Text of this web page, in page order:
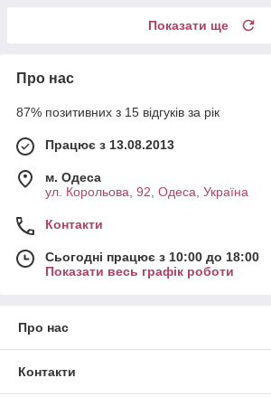
Показати ще
Про нас
87% позитивних з 15 відгуків за рік
Працює з 13.08.2013
м. Одеса
ул. Корольова, 92, Одеса, Україна
Контакти
Сьогодні працює з 10:00 до 18:00
Показати весь графік роботи
Про нас
Контакти